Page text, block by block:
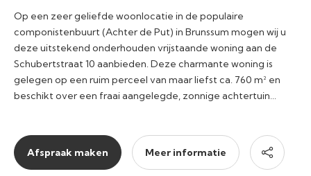
Op een zeer geliefde woonlocatie in de populaire
componistenbuurt (Achter de Put) in Brunssum mogen wij u
deze uitstekend onderhouden vrijstaande woning aan de
Schubertstraat 10 aanbieden. Deze charmante woning is
gelegen op een ruim perceel van maar liefst ca. 760 m² en
beschikt over een fraai aangelegde, zonnige achtertuin…
Afspraak maken Meer informatie